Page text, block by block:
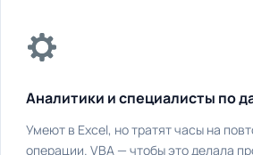
Аналитики и специалисты по
Умеют в Excel, но тратят часы на
операции. VBA — чтобы это делала